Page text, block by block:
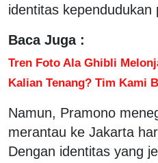
identitas kependudukan
Baca Juga :
Tren Foto Ala Ghibli
Kalian Tenang? Tim Kami
Namun, Pramono
merantau ke Jakarta
Dengan identitas yang